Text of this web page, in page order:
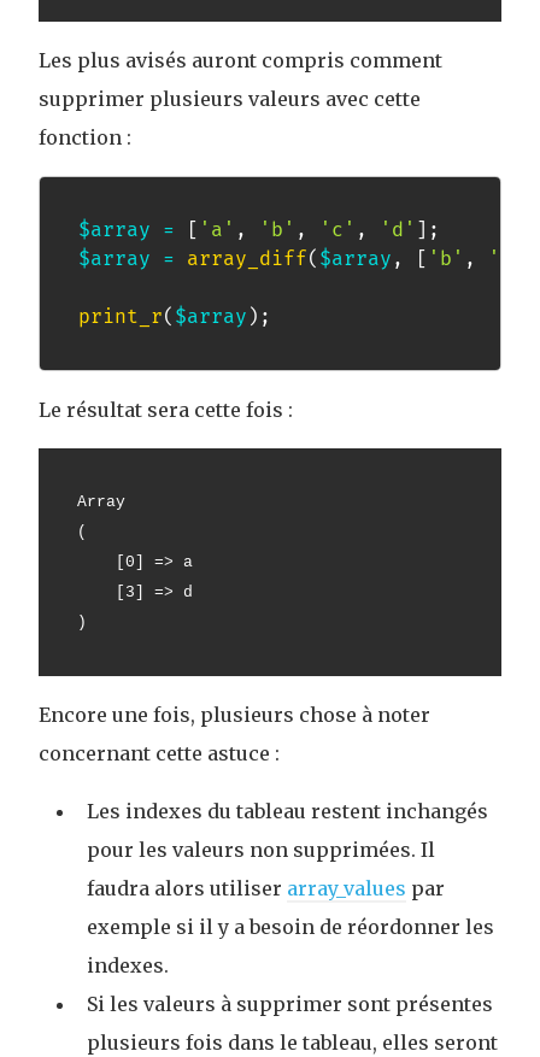
Les plus avisés auront compris comment
supprimer plusieurs valeurs avec cette
fonction :
$array = [ 'a' , 'b' , 'c' , 'd' ] ;
$array = array_diff( $array , [ 'b' , 'c'
print_r( $array ) ;
Le résultat sera cette fois :
Array
(
    [0] => a
    [3] => d
)
Encore une fois, plusieurs chose à noter
concernant cette astuce :
Les indexes du tableau restent inchangés
pour les valeurs non supprimées. Il
faudra alors utiliser array_values par
exemple si il y a besoin de réordonner les
indexes.
Si les valeurs à supprimer sont présentes
plusieurs fois dans le tableau, elles seront